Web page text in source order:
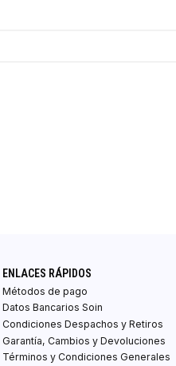
ENLACES RÁPIDOS
Métodos de pago
Datos Bancarios Soin
Condiciones Despachos y Retiros
Garantía, Cambios y Devoluciones
Términos y Condiciones Generales